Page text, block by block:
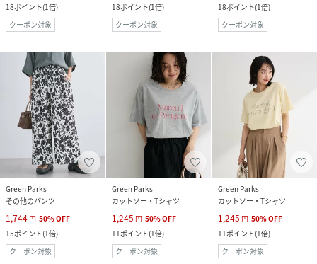
18ポイント(1倍)
クーポン対象
18ポイント(1倍)
クーポン対象
18ポイント(1倍)
クーポン対象
Green Parks
その他のパンツ
1,744 円 50%OFF
15ポイント(1倍)
クーポン対象
Green Parks
カットソー・Tシャツ
1,245 円 50%OFF
11ポイント(1倍)
クーポン対象
Green Parks
カットソー・Tシャツ
1,245 円 50%OFF
11ポイント(1倍)
クーポン対象